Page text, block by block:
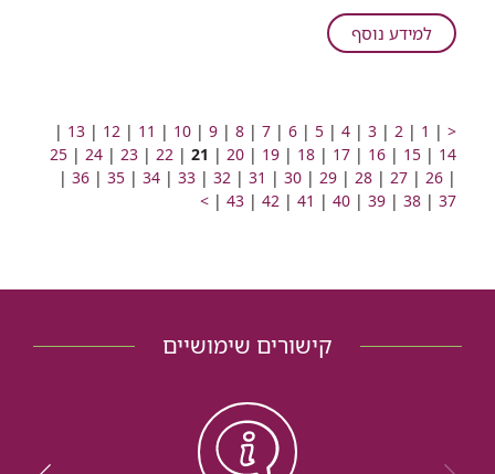
חולי
אסטמה
למכונת
לב-ריאה
למידע נוסףעל
רמב"ם:
שני
חולי
אסטמה
קיצונית,
<מעבר
לעמוד
קודם
| מעבר
לעמוד
מספר
1
| מעבר
לעמוד
מספר
2
| מעבר
לעמוד
מספר
3
| מעבר
לעמוד
מספר
4
| מעבר
לעמוד
מספר
5
| מעבר
לעמוד
מספר
6
| מעבר
לעמוד
מספר
7
| מעבר
לעמוד
מספר
8
| מעבר
לעמוד
מספר
9
| מעבר
לעמוד
מספר
10
| מעבר
לעמוד
מספר
11
| מעבר
לעמוד
מספר
12
| מעבר
לעמוד
מספר
13
|
לעמוד
14
| מעבר
לעמוד
מספר
15
| מעבר
לעמוד
מספר
16
| מעבר
לעמוד
מספר
17
| מעבר
לעמוד
מספר
18
| מעבר
לעמוד
מספר
19
| מעבר
לעמוד
מספר
20
| עמוד
מספר
21
| מעבר
לעמוד
22
| מעבר
לעמוד
23
| מעבר
לעמוד
24
| מעבר
לעמוד
25
| מעבר
לעמוד
26
| מעבר
לעמוד
27
| מעבר
לעמוד
28
| מעבר
לעמוד
29
| מעבר
לעמוד
30
| מעבר
לעמוד
31
| מעבר
לעמוד
32
| מעבר
33
| מעבר
34
| מעבר
35
| מעבר
36
|
37
| מעבר
38
| מעבר
39
| מעבר
40
| מעבר
41
| מעבר
42
| מעבר
43
|
>מעבר
קישורים שימושיים